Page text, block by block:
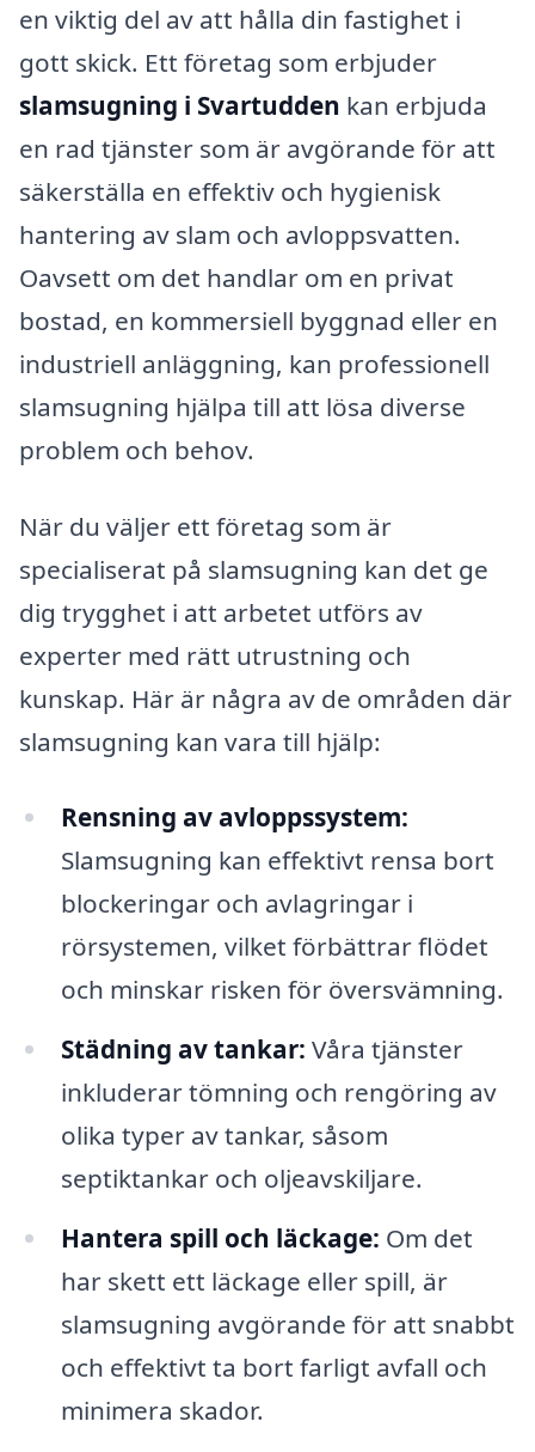
en viktig del av att hålla din fastighet i
gott skick. Ett företag som erbjuder
slamsugning i Svartudden kan erbjuda
en rad tjänster som är avgörande för att
säkerställa en effektiv och hygienisk
hantering av slam och avloppsvatten.
Oavsett om det handlar om en privat
bostad, en kommersiell byggnad eller en
industriell anläggning, kan professionell
slamsugning hjälpa till att lösa diverse
problem och behov.
När du väljer ett företag som är
specialiserat på slamsugning kan det ge
dig trygghet i att arbetet utförs av
experter med rätt utrustning och
kunskap. Här är några av de områden där
slamsugning kan vara till hjälp:
Rensning av avloppssystem:
Slamsugning kan effektivt rensa bort
blockeringar och avlagringar i
rörsystemen, vilket förbättrar flödet
och minskar risken för översvämning.
Städning av tankar: Våra tjänster
inkluderar tömning och rengöring av
olika typer av tankar, såsom
septiktankar och oljeavskiljare.
Hantera spill och läckage: Om det
har skett ett läckage eller spill, är
slamsugning avgörande för att snabbt
och effektivt ta bort farligt avfall och
minimera skador.